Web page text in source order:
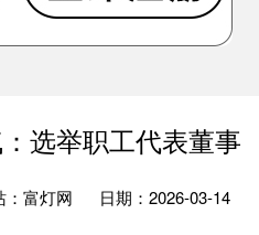
选举职工代表董事
：富灯网
日期：2026-03-14